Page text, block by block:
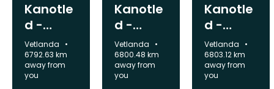
Kanotle
d -
isättnin
g, Klinte
kraftsta
Municipality:
Vetlanda
6792.63 km
away from
you
Kanotle
d -
delning,
Holsbyb
runn
Municipality:
Vetlanda
6800.48 km
away from
you
Kanotle
d -
upptag,
Aspö
kraftsta
Municipality:
Vetlanda
6803.12 km
away from
you